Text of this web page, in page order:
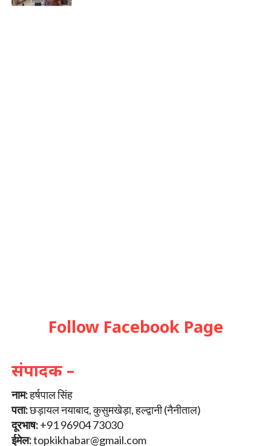
Follow Facebook Page
संपादक –
नाम:हर्षपाल सिंह
पता:छड़ायल नयाबाद, कुसुमखेड़ा, हल्द्वानी (नैनीताल)
दूरभाष:+91 96904 73030
ईमेल:topkikhabar@gmail.com